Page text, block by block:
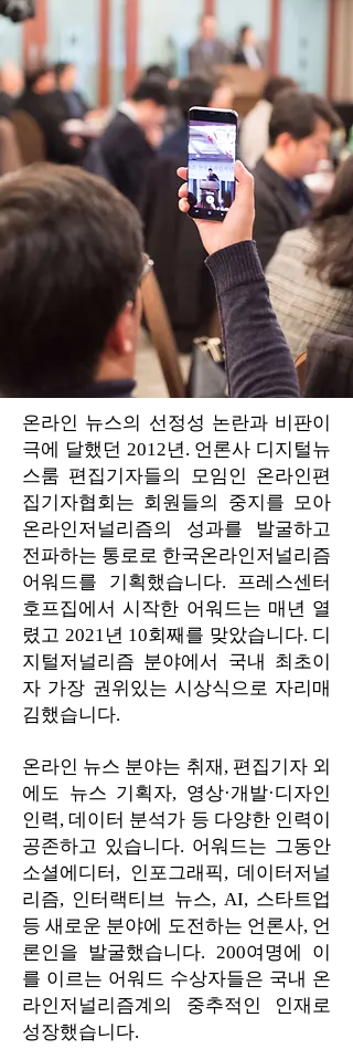
온라인 뉴스의 선정성 논란과 비판이
극에 달했던 2012년. 언론사 디지털뉴
스룸 편집기자들의 모임인 온라인편
집기자협회는 회원들의 중지를 모아
온라인저널리즘의 성과를 발굴하고
전파하는 통로로 한국온라인저널리즘
어워드를 기획했습니다. 프레스센터
호프집에서 시작한 어워드는 매년 열
렸고 2021년 10회째를 맞았습니다. 디
지털저널리즘 분야에서 국내 최초이
자 가장 권위있는 시상식으로 자리매
김했습니다.
​온라인 뉴스 분야는 취재, 편집기자 외
에도 뉴스 기획자, 영상·개발·디자인
인력, 데이터 분석가 등 다양한 인력이
공존하고 있습니다. 어워드는 그동안
소셜에디터, 인포그래픽, 데이터저널
리즘, 인터랙티브 뉴스, AI, 스타트업
등 새로운 분야에 도전하는 언론사, 언
론인을 발굴했습니다. 200여명에 이
를 이르는 어워드 수상자들은 국내 온
라인저널리즘계의 중추적인 인재로
성장했습니다.